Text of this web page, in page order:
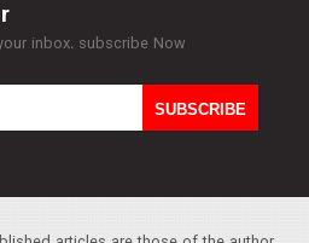
inbox. subscribe Now